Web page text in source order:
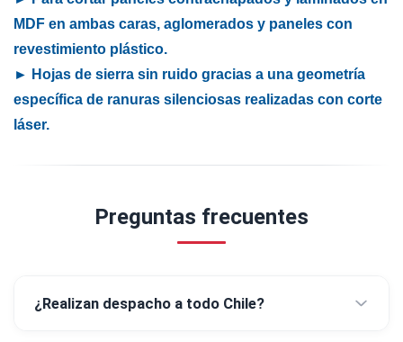
MDF en ambas caras, aglomerados y paneles con
revestimiento plástico.
► Hojas de sierra sin ruido gracias a una geometría
específica de ranuras silenciosas realizadas con corte
láser.
Preguntas frecuentes
¿Realizan despacho a todo Chile?